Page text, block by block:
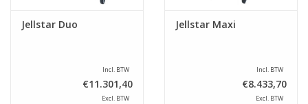
Jellstar Duo
Incl. BTW
€11.301,40
Excl. BTW
Jellstar Maxi
Incl. BTW
€8.433,70
Excl. BTW